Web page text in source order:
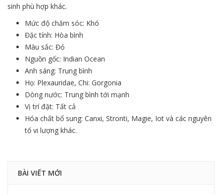
sinh phù hợp khác.
Mức độ chăm sóc: Khó
Đặc tính: Hòa bình
Màu sắc: Đỏ
Nguồn gốc: Indian Ocean
Anh sáng: Trung bình
Họ: Plexauridae, Chi: Gorgonia
Dòng nước: Trung bình tới mạnh
Vị trí đặt: Tất cả
Hóa chất bổ sung: Canxi, Stronti, Magie, Iot và các nguyên
tố vi lượng khác.
BÀI VIẾT MỚI